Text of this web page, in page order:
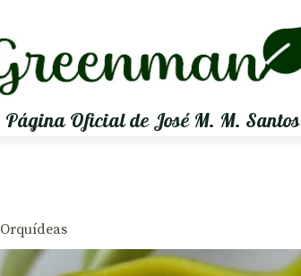
Página Oficial de José M. M. Santos
Orquídeas